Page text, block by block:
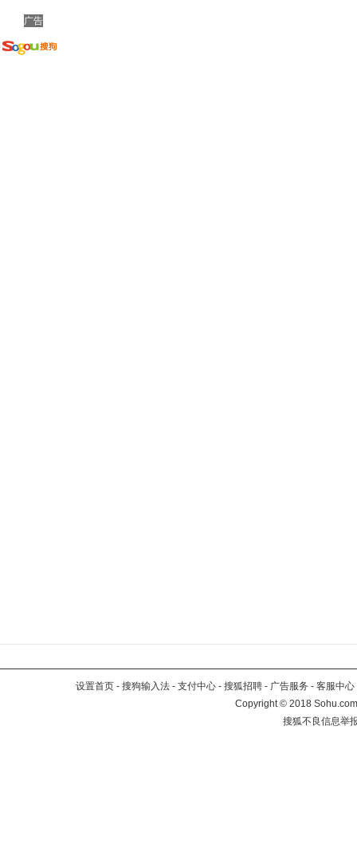
广告
设置首页 - 搜狗输入法 - 支付中心 - 搜狐招聘 - 广告服务 - 客服中心
Copyright©2018
搜狐不良信息举